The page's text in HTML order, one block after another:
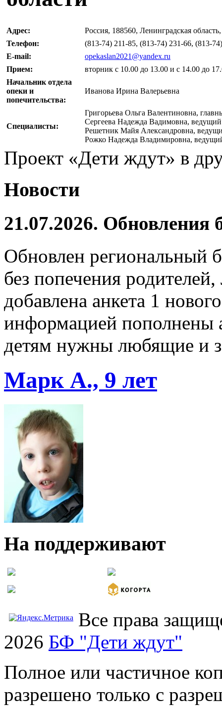
Адрес:
Россия, 188560, Ленинградская
Телефон:
(813-74) 211-85, (813-74) 231-66, (813-
E-mail:
opekaslan2021@yandex.ru
Прием:
вторник с 10.00 до 13.00 и с 14.00 до
Начальник отдела
опеки и
попечительства:
Иванова Ирина Валерьевна
Специалисты:
Григорьева Ольга Валентиновна,
Сергеева Надежда Вадимовна, ведущий
Решетник Майя Александровна,
Рожко Надежда Владимировна,
Проект «Дети ждут» в
Новости
21.07.2026. Обновления
Обновлен региональный
без попечения
добавлена анкета 1
информацией пополнены
детям нужны любящие и
Марк А., 9 лет
На поддерживают
Все права
2026 БФ "Дети ждут"
Полное или частичное
разрешено только с